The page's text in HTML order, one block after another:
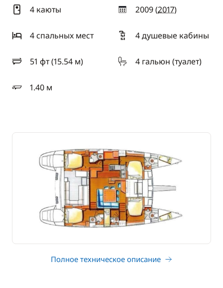
4 каюты 2009 (2017)
год
4 спальныx мест
4 душевые кабины
51 фт (15.54 м)
длина 4 гальюн (туалет)
1.40 м
осадка
Полное техническое описание